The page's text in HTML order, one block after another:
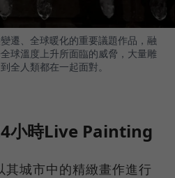
遷、全球暖化的重要議題作品，融
球溫度上升所面臨的威脅，大量雕
全人類都在一起面對。
小時Live Painting
城市中的精緻畫作進行